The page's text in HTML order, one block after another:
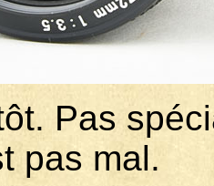
Pas
pas mal.